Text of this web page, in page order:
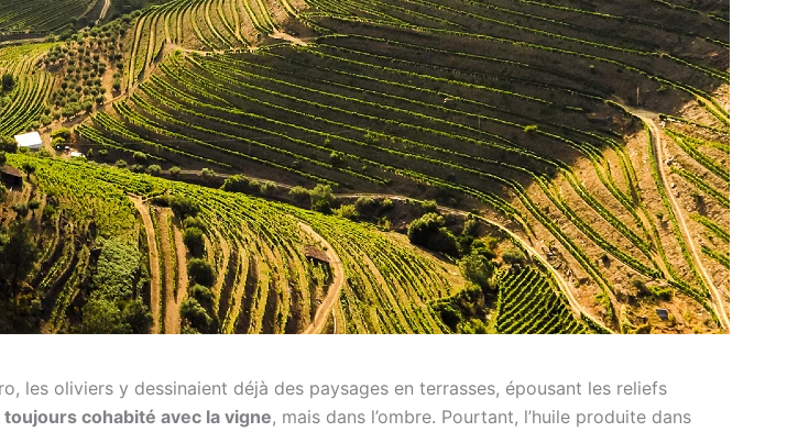
les oliviers y dessinaient déjà des paysages en terrasses, épousant les reliefs
cohabité avec la vigne, mais dans l’ombre. Pourtant, l’huile produite dans